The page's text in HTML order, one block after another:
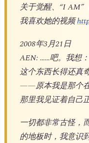
关于觉醒、“I AM”
我喜欢她的视频
2008年3月21日
AEN: ……吧。我想
这个东西长得还真
——原本我是那个
那里我见证着自己
一切都非常古怪，
的地板时，我意识